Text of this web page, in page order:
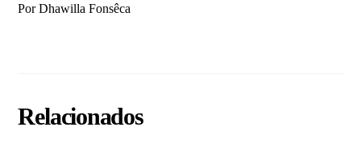
Por Dhawilla Fonsêca
Relacionados